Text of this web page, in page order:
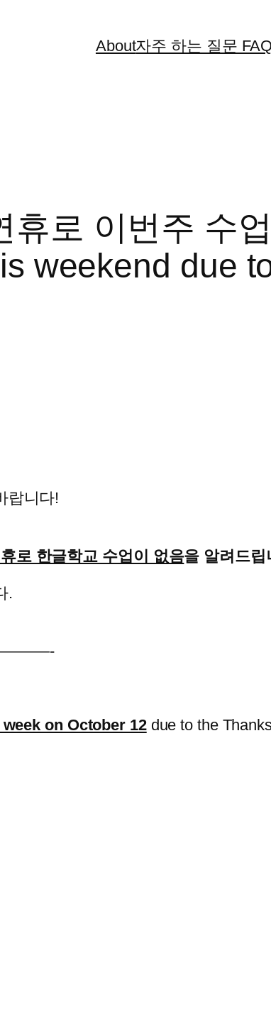
About자주 하는 질문 FAQ
휴로 이번주 수
weekend due
랍니다!
로 한글학교 수업이 없음을 알려드립
.
on October 12due to the